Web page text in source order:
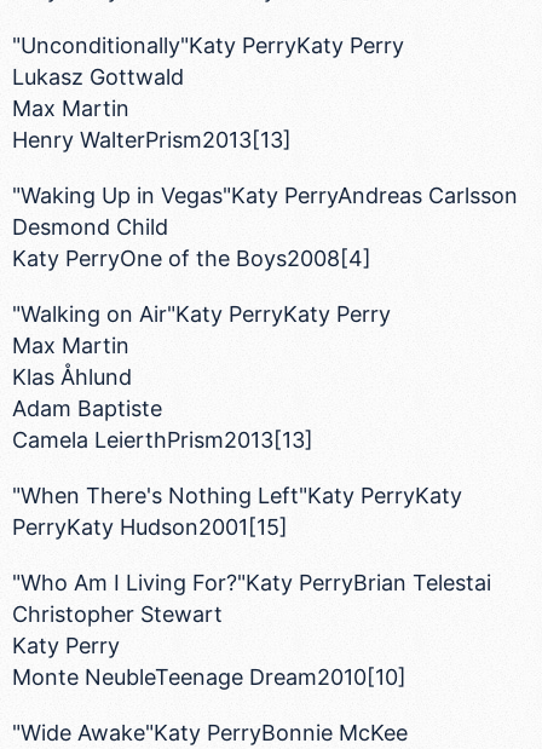
toplumu hizmetlerinin sunulması amacıyla
kullanılmaktadır. Diğer çerezler, sitemizin daha işlevsel
kılınması ve kişiselleştirilmesi ve sizlere yönelik
reklam/pazarlama faaliyetlerinin yapılması, amaçlarıyla
Çerezlere ilişkin tercihlerinizi aşağıda yer alan panel
vasıtasıyla belirleyebilirsiniz. Çerezlere ilişkin detaylı bilgi
Metnimiziziyaret edebilirsiniz.
6698 sayılı Kişisel Verilerin Korunması Kanunu uyarınca
hazırlanmış Aydınlatma Metnimizi okumak ve sitemizde
ilgili mevzuata uygun olarak kullanılan çerezlerle ilgili bilgi
"Unconditionally"Katy PerryKaty Perry
Lukasz Gottwald
Max Martin
Henry WalterPrism2013[13]
"Waking Up in Vegas"Katy PerryAndreas Carlsson
Desmond Child
Katy PerryOne of the Boys2008[4]
"Walking on Air"Katy PerryKaty Perry
Max Martin
Klas Åhlund
Adam Baptiste
Camela LeierthPrism2013[13]
"When There's Nothing Left"Katy PerryKaty
PerryKaty Hudson2001[15]
"Who Am I Living For?"Katy PerryBrian Telestai
Christopher Stewart
Katy Perry
Monte NeubleTeenage Dream2010[10]
"Wide Awake"Katy PerryBonnie McKee